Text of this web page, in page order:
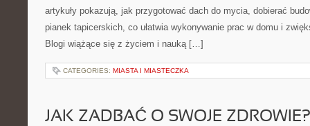
artykuły pokazują, jak przygotować dach do mycia, dobierać
pianek tapicerskich, co ułatwia wykonywanie prac w domu i
Blogi wiążące się z życiem i nauką […]
CATEGORIES: MIASTA I MIASTECZKA
JAK ZADBAĆ O SWOJE ZDROWIE?